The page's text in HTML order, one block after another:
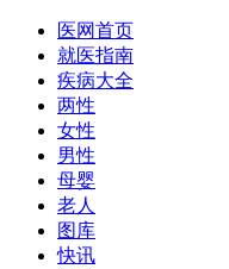
医网首页
就医指南
疾病大全
两性
女性
男性
母婴
老人
图库
快讯